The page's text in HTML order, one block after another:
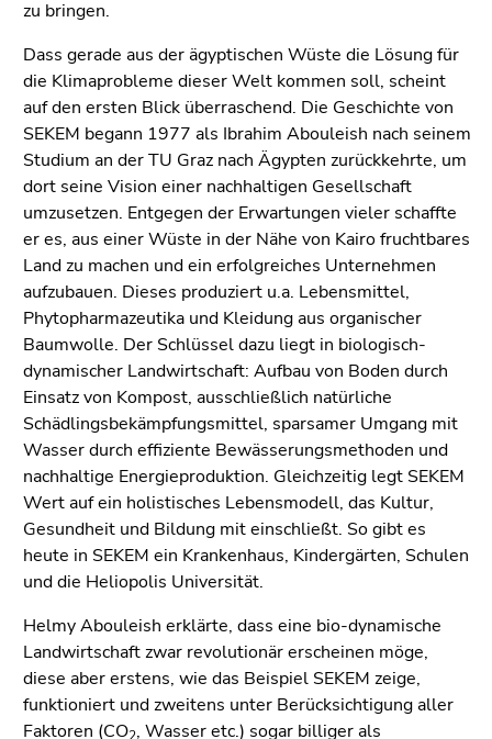
zu bringen.
Dass gerade aus der ägyptischen Wüste die Lösung für
die Klimaprobleme dieser Welt kommen soll, scheint
auf den ersten Blick überraschend. Die Geschichte von
SEKEM begann 1977 als Ibrahim Abouleish nach seinem
Studium an der TU Graz nach Ägypten zurückkehrte, um
dort seine Vision einer nachhaltigen Gesellschaft
umzusetzen. Entgegen der Erwartungen vieler schaffte
er es, aus einer Wüste in der Nähe von Kairo fruchtbares
Land zu machen und ein erfolgreiches Unternehmen
aufzubauen. Dieses produziert u.a. Lebensmittel,
Phytopharmazeutika und Kleidung aus organischer
Baumwolle. Der Schlüssel dazu liegt in biologisch-
dynamischer Landwirtschaft: Aufbau von Boden durch
Einsatz von Kompost, ausschließlich natürliche
Schädlingsbekämpfungsmittel, sparsamer Umgang mit
Wasser durch effiziente Bewässerungsmethoden und
nachhaltige Energieproduktion. Gleichzeitig legt SEKEM
Wert auf ein holistisches Lebensmodell, das Kultur,
Gesundheit und Bildung mit einschließt. So gibt es
heute in SEKEM ein Krankenhaus, Kindergärten, Schulen
und die Heliopolis Universität.
Helmy Abouleish erklärte, dass eine bio-dynamische
Landwirtschaft zwar revolutionär erscheinen möge,
diese aber erstens, wie das Beispiel SEKEM zeige,
funktioniert und zweitens unter Berücksichtigung aller
Faktoren (CO2, Wasser etc.) sogar billiger als